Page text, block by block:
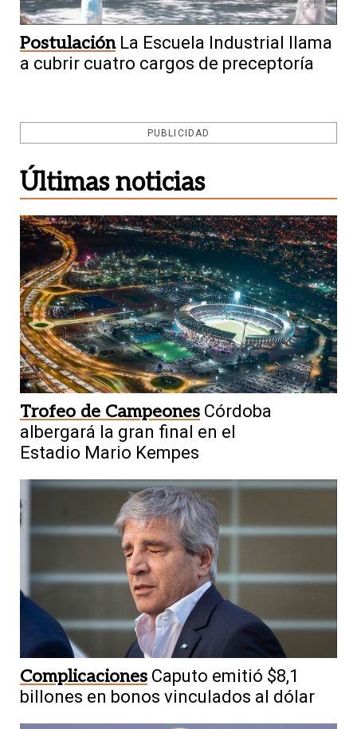
Postulación La Escuela Industrial llama
a cubrir cuatro cargos de preceptoría
PUBLICIDAD
Últimas noticias
Trofeo de Campeones Córdoba
albergará la gran final en el
Estadio Mario Kempes
Complicaciones Caputo emitió $8,1
billones en bonos vinculados al dólar